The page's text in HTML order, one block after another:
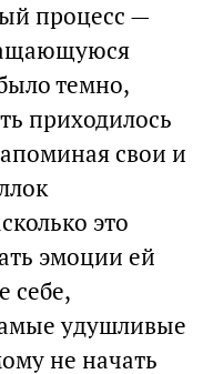
процесс —
темно,
приходилось
свои и
это
эмоции ей
себе,
удушливые
не начать